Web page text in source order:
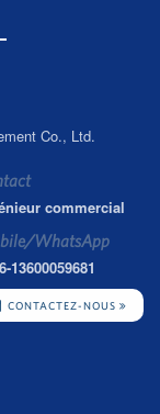
Co., Ltd.
commercial
WhatsApp
13600059681
CONTACTEZ-NOUS